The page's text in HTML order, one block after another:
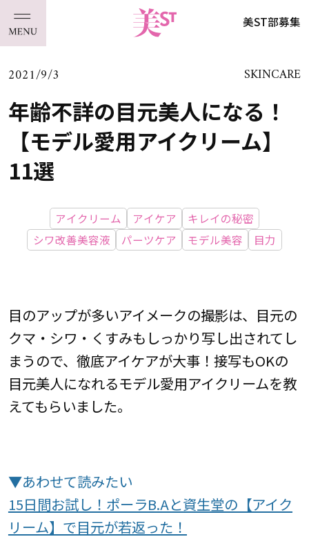
美ST部募集
2021/9/3 SKINCARE
年齢不詳の目元美人になる！
【モデル愛用アイクリーム】
11選
アイクリーム アイケア
キレイの秘密
シワ改善美容液
パーツケア モデル美容 目力
目のアップが多いアイメークの撮影は、目元の
クマ・シワ・くすみもしっかり写し出されてし
まうので、徹底アイケアが大事！接写もOKの
目元美人になれるモデル愛用アイクリームを教
えてもらいました。
▼あわせて読みたい
15日間お試し！ポーラB.Aと資生堂の【アイク
リーム】で目元が若返った！